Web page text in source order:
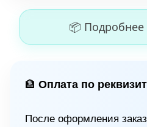
📦 Подробнее
🏦 Оплата по
После оформления